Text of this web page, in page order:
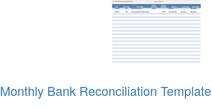
Monthly Bank Reconciliation Template